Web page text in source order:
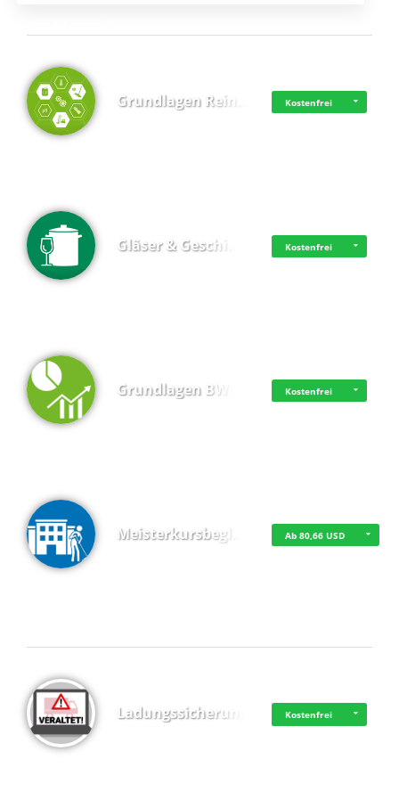
Grundlagen Rein… Kostenfrei
Gläser & Geschi… Kostenfrei
Grundlagen BWL Kostenfrei
Meisterkursbegl… Ab 80,66 USD
Ladungssicherung Kostenfrei